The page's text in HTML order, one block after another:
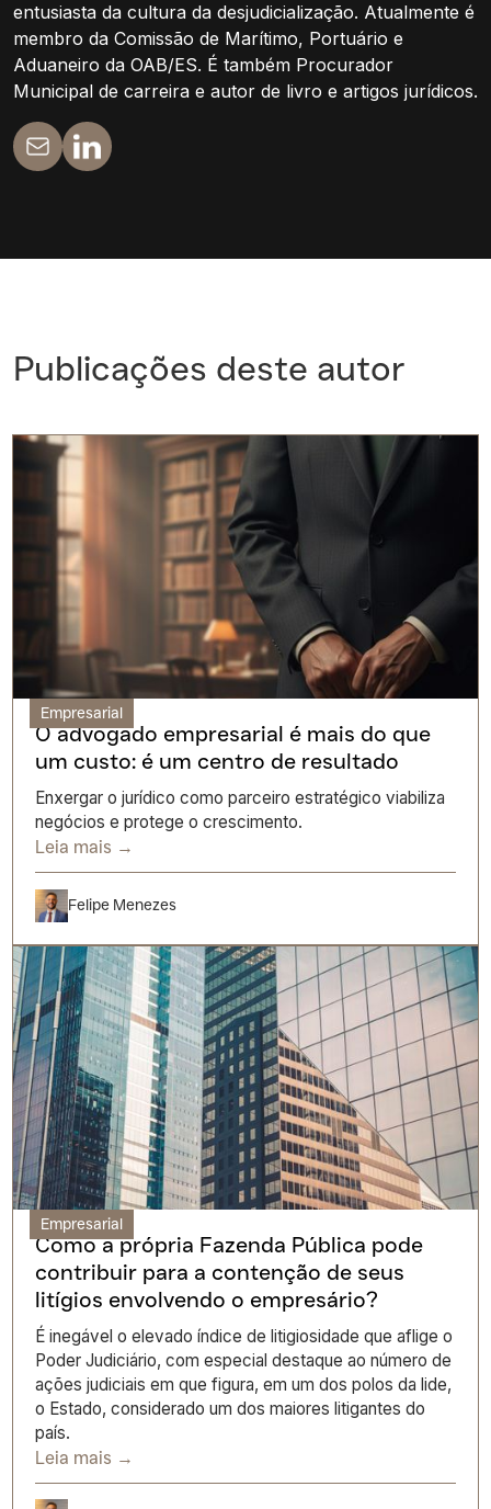
entusiasta da cultura da desjudicialização. Atualmente é
membro da Comissão de Marítimo, Portuário e
Aduaneiro da OAB/ES. É também Procurador
Municipal de carreira e autor de livro e artigos jurídicos.
Publicações deste autor
Empresarial
O advogado empresarial é mais do que
um custo: é um centro de resultado
Enxergar o jurídico como parceiro estratégico viabiliza
negócios e protege o crescimento.
Leia mais →
Felipe Menezes
Empresarial
Como a própria Fazenda Pública pode
contribuir para a contenção de seus
litígios envolvendo o empresário?
É inegável o elevado índice de litigiosidade que aflige o
Poder Judiciário, com especial destaque ao número de
ações judiciais em que figura, em um dos polos da lide,
o Estado, considerado um dos maiores litigantes do
país.
Leia mais →